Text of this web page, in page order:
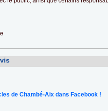
de Chambé-Aix dans Facebook !